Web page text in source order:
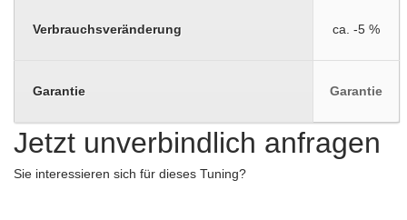
Verbrauchsveränderung ca. -5 %
Garantie Garantie
Jetzt unverbindlich anfragen
Sie interessieren sich für dieses Tuning?